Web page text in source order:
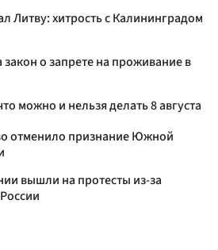
Литву: хитрость с Калининградом
о запрете на проживание в
можно и нельзя делать 8 августа
отменило признание Южной
вышли на протесты из-за